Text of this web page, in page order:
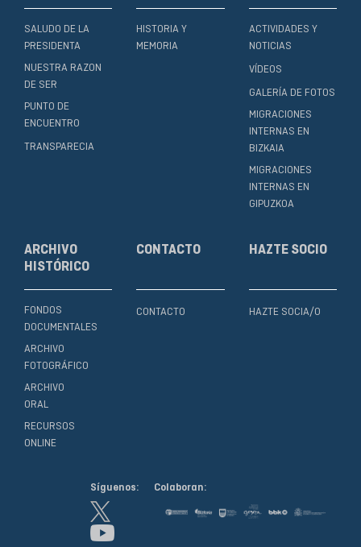
SALUDO DE LA
PRESIDENTA
NUESTRA RAZON
DE SER
PUNTO DE
ENCUENTRO
TRANSPARECIA
HISTORIA Y
MEMORIA
ACTIVIDADES Y
NOTICIAS
VÍDEOS
GALERÍA DE FOTOS
MIGRACIONES
INTERNAS EN
BIZKAIA
MIGRACIONES
INTERNAS EN
GIPUZKOA
ARCHIVO
HISTÓRICO
FONDOS
DOCUMENTALES
ARCHIVO
FOTOGRÁFICO
ARCHIVO
ORAL
RECURSOS
ONLINE
CONTACTO
CONTACTO
HAZTE SOCIO
HAZTE SOCIA/O
Síguenos: Colaboran: